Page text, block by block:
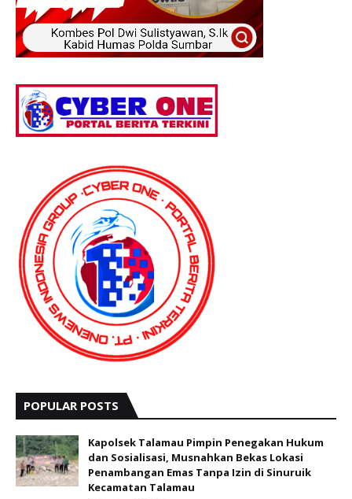
POPULAR POSTS
Kapolsek Talamau Pimpin Penegakan Hukum
dan Sosialisasi, Musnahkan Bekas Lokasi
Penambangan Emas Tanpa Izin di Sinuruik
Kecamatan Talamau